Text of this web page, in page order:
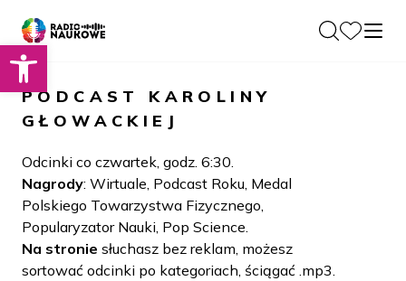
Otwórz pasek narzędzi
O nas
O Radiu
Zespół
Historia
Społeczność
Dla Naukowców
Podcasty
Projekty
LAMU
Beyond Curie
Blog
Kontakt
PODCAST
KAROLINY
GŁOWACKIEJ
Odcinki co czwartek, godz. 6:30.
Nagrody: Wirtuale, Podcast Roku, Medal
Polskiego Towarzystwa Fizycznego,
Popularyzator Nauki, Pop Science.
Na stronie słuchasz bez reklam, możesz
sortować odcinki po kategoriach, ściągać .mp3.